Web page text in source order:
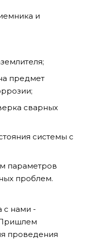
и
предмет
сварных
системы с
параметров
проблем.
с нами -
Пришлем
проведения